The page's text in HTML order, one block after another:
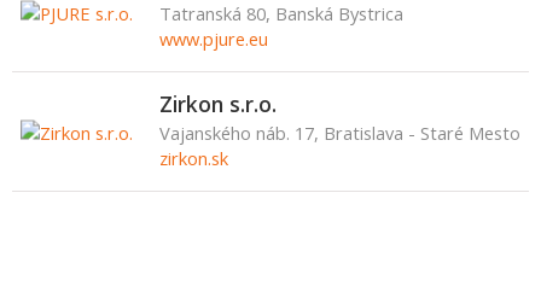
Tatranská 80, Banská Bystrica
www.pjure.eu
Zirkon s.r.o.
Vajanského náb. 17, Bratislava - Staré Mesto
zirkon.sk